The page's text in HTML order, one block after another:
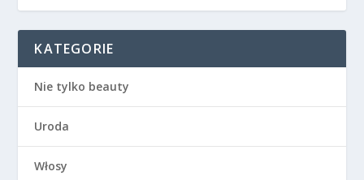
KATEGORIE
Nie tylko beauty
Uroda
Włosy